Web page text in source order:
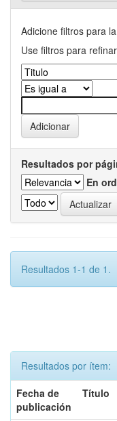
Adicione filtros para
Use filtros para
Resultados por
En
Resultados 1-1 de 1.
Resultados por ítem:
Fecha de
publicación
Título